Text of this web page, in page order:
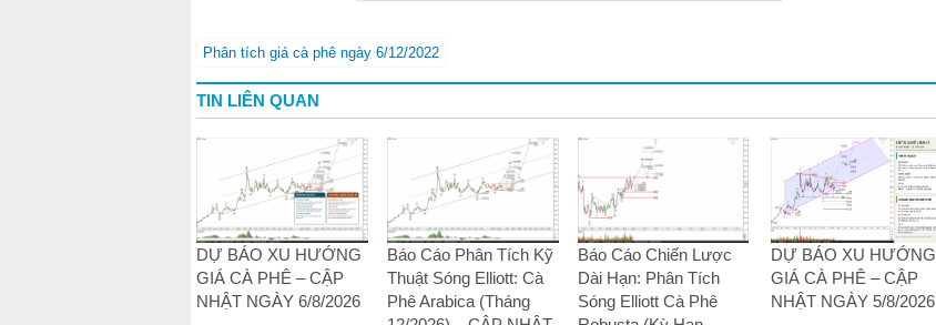
Phân tích giá cà phê ngày 6/12/2022
TIN LIÊN QUAN
DỰ BÁO XU HƯỚNG
GIÁ CÀ PHÊ – CẬP
NHẬT NGÀY 6/8/2026
Báo Cáo Phân Tích Kỹ
Thuật Sóng Elliott: Cà
Phê Arabica (Tháng
Báo Cáo Chiến Lược
Dài Hạn: Phân Tích
Sóng Elliott Cà Phê
DỰ BÁO XU HƯỚNG
GIÁ CÀ PHÊ – CẬP
NHẬT NGÀY 5/8/2026